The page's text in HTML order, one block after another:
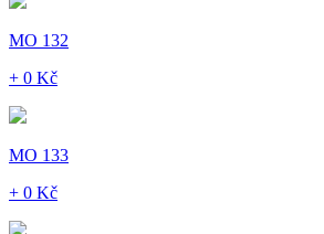
MO 132
+ 0 Kč
MO 133
+ 0 Kč